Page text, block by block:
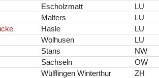
Escholzmatt LU
Malters LU
Hasle LU
Wolhusen LU
Stans NW
Sachseln OW
Wülflingen Winterthur ZH